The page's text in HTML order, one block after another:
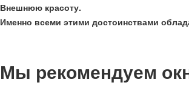
Внешнюю красоту.
Именно всеми этими достоинствами
Мы рекомендуем